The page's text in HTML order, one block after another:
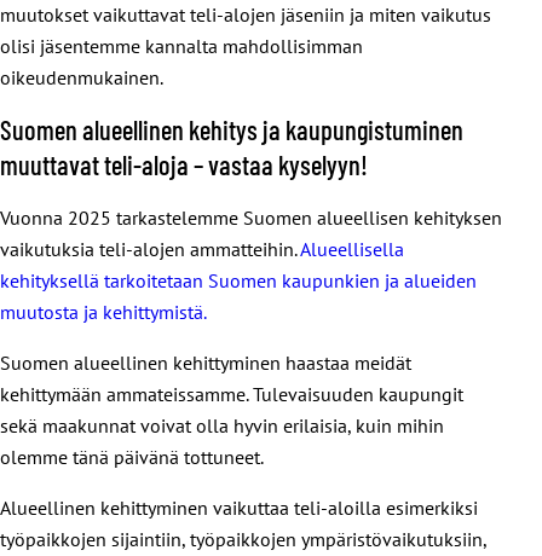
muutokset vaikuttavat teli-alojen jäseniin ja miten vaikutus
olisi jäsentemme kannalta mahdollisimman
oikeudenmukainen.
Suomen alueellinen kehitys ja kaupungistuminen
muuttavat teli-aloja – vastaa kyselyyn!
Vuonna 2025 tarkastelemme Suomen alueellisen kehityksen
vaikutuksia teli-alojen ammatteihin.Alueellisella
kehityksellä tarkoitetaan Suomen kaupunkien ja alueiden
muutosta ja kehittymistä.
Suomen alueellinen kehittyminen haastaa meidät
kehittymään ammateissamme. Tulevaisuuden kaupungit
sekä maakunnat voivat olla hyvin erilaisia, kuin mihin
olemme tänä päivänä tottuneet.
Alueellinen kehittyminen vaikuttaa teli-aloilla esimerkiksi
työpaikkojen sijaintiin, työpaikkojen ympäristövaikutuksiin,